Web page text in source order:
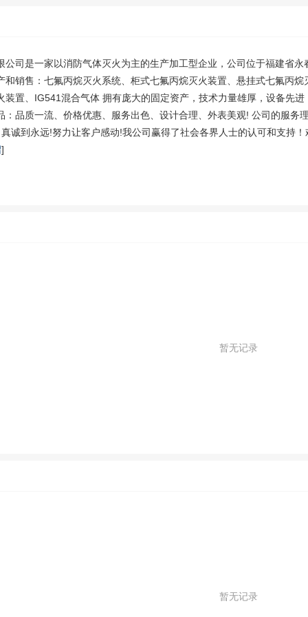
公司是一家以消防气体灭火为主的生产加工型企业，公司位于福建省永
和销售：七氟丙烷灭火系统、柜式七氟丙烷灭火装置、悬挂式七氟丙烷
装置、IG541混合气体 拥有庞大的固定资产，技术力量雄厚，设备先
：品质一流、价格优惠、服务出色、设计合理、外表美观! 公司的服务
诚到永远!努力让客户感动!我公司赢得了社会各界人士的认可和支持
]
暂无记录
暂无记录